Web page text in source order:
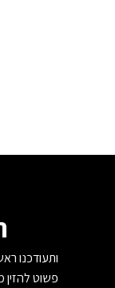
ותעודכנו
פשוט